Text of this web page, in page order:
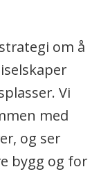
om å
Vi
med
og ser
bygg og for